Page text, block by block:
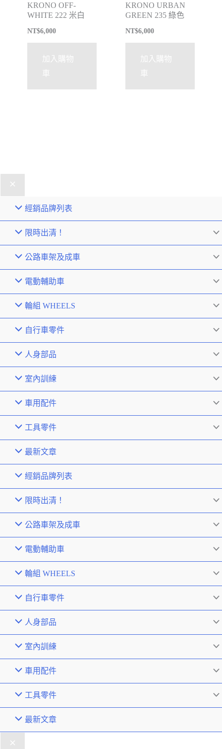
KRONO OFF-
WHITE 222 米白
NT$6,000
加入購物
車
KRONO URBAN
GREEN 235 綠色
NT$6,000
加入購物
車
經銷品牌列表
限時出清！
公路車架及成車
電動輔助車
輪組 WHEELS
自行車零件
人身部品
室內訓練
車用配件
工具零件
最新文章
經銷品牌列表
限時出清！
公路車架及成車
電動輔助車
輪組 WHEELS
自行車零件
人身部品
室內訓練
車用配件
工具零件
最新文章